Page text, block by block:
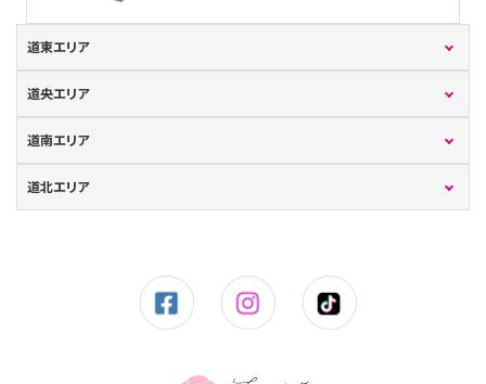
道東エリア
道央エリア
道南エリア
道北エリア